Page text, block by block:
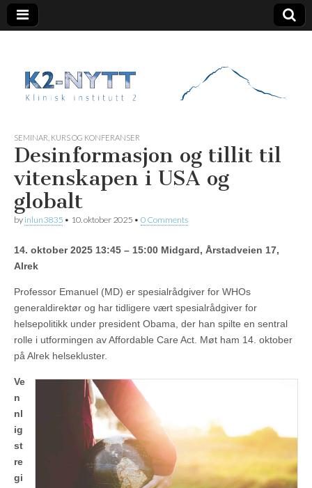
K2 Nytt
SEMINAR, KURS OG KONFERANSER
Desinformasjon og tillit til
vitenskapen i USA og
globalt
by inlun3835 • 10. oktober 2025 • 0 Comments
14. oktober 2025 13:45 – 15:00 Midgard, Årstadveien 17,
Alrek
Professor Emanuel (MD) er spesialrådgiver for WHOs
generaldirektør og har tidligere vært spesialrådgiver for
helsepolitikk under president Obama, der han spilte en sentral
rolle i utformingen av Affordable Care Act. Møt ham 14. oktober
på Alrek helsekluster.
Ve
n
nl
ig
st
re
gi